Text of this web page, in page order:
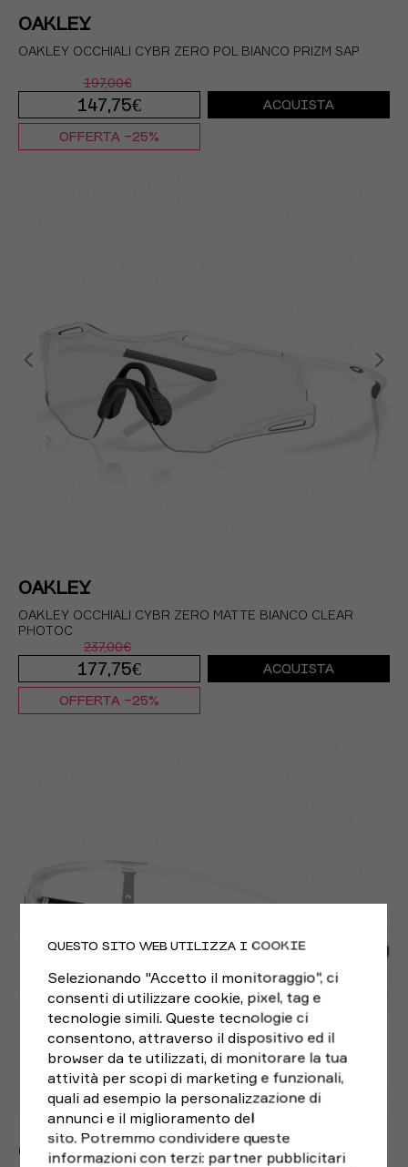
OAKLEY
OAKLEY OCCHIALI CYBR ZERO POL BIANCO PRIZM SAP
197,00€
147,75€ ACQUISTA
OFFERTA -25%
OAKLEY
OAKLEY OCCHIALI CYBR ZERO MATTE BIANCO CLEAR
PHOTOC
237,00€
177,75€ ACQUISTA
OFFERTA -25%
OAKLEY
QUESTO SITO WEB UTILIZZA I COOKIE
Selezionando "Accetto il monitoraggio", ci
consenti di utilizzare cookie, pixel, tag e
tecnologie simili. Queste tecnologie ci
consentono, attraverso il dispositivo ed il
browser da te utilizzati, di monitorare la tua
attività per scopi di marketing e funzionali,
quali ad esempio la personalizzazione di
annunci e il miglioramento del
sito. Potremmo condividere queste
informazioni con terzi: partner pubblicitari